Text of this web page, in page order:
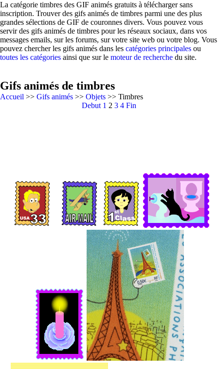
La catégorie timbres des GIF animés gratuits à télécharger sans
inscription. Trouver des gifs animés de timbres parmi une des plus
grandes sélections de GIF de couronnes divers. Vous pouvez vous
servir des gifs animés de timbres pour les réseaux sociaux, dans vos
messages emails, sur les forums, sur votre site web ou votre blog. Vous
pouvez chercher les gifs animés dans les catégories principales ou
toutes les catégories ainsi que sur le moteur de recherche du site.
Gifs animés de timbres
Accueil >> Gifs animés >> Objets >> Timbres
Debut 1 2 3 4 Fin